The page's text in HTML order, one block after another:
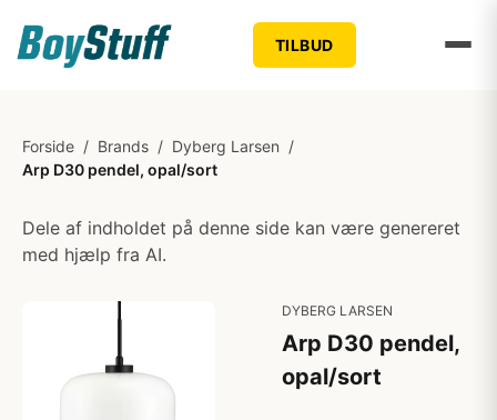
TILBUD
Forside / Brands / Dyberg Larsen /
Arp D30 pendel, opal/sort
Dele af indholdet på denne side kan være genereret
med hjælp fra AI.
DYBERG LARSEN
Arp D30 pendel,
opal/sort